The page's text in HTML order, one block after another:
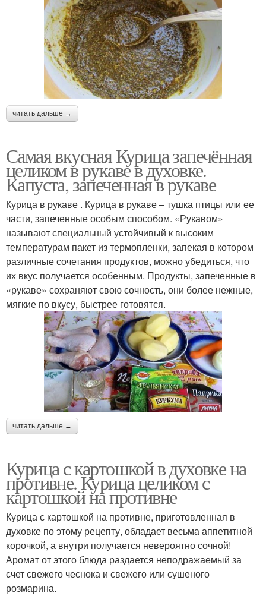
читать дальше →
Самая вкусная Курица запечённая
целиком в рукаве в духовке.
Капуста, запеченная в рукаве
Курица в рукаве . Курица в рукаве – тушка птицы или ее
части, запеченные особым способом. «Рукавом»
называют специальный устойчивый к высоким
температурам пакет из термопленки, запекая в котором
различные сочетания продуктов, можно убедиться, что
их вкус получается особенным. Продукты, запеченные в
«рукаве» сохраняют свою сочность, они более нежные,
мягкие по вкусу, быстрее готовятся.
читать дальше →
Курица с картошкой в духовке на
противне. Курица целиком с
картошкой на противне
Курица с картошкой на противне, приготовленная в
духовке по этому рецепту, обладает весьма аппетитной
корочкой, а внутри получается невероятно сочной!
Аромат от этого блюда раздается неподражаемый за
счет свежего чеснока и свежего или сушеного
розмарина.